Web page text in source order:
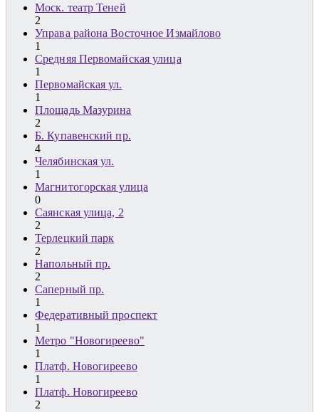
Моск. театр Теней
2
Управа района Восточное Измайлово
1
Средняя Первомайская улица
1
Первомайская ул.
1
Площадь Мазурина
2
Б. Купавенский пр.
4
Челябинская ул.
1
Магнитогорская улица
0
Саянская улица, 2
2
Терлецкий парк
2
Напольный пр.
2
Саперный пр.
1
Федеративный проспект
1
Метро "Новогиреево"
1
Платф. Новогиреево
1
Платф. Новогиреево
2